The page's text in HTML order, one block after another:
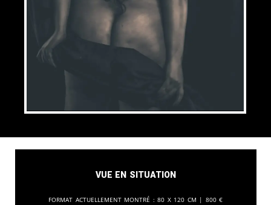
Vue en situation
Format actuellement montré : 80 x 120 cm | 800 €